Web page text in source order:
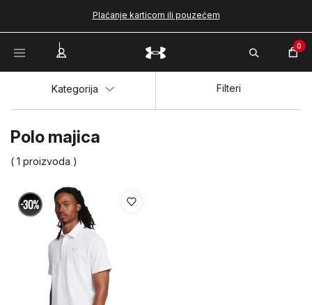
Plaćanje karticom ili pouzećem
0
Polo majica
( 1 proizvoda )
Kategorija Filteri